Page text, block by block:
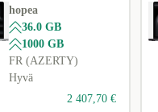
hopea
36.0 GB
1000 GB
FR (AZERTY)
Hyvä
2 407,70 €